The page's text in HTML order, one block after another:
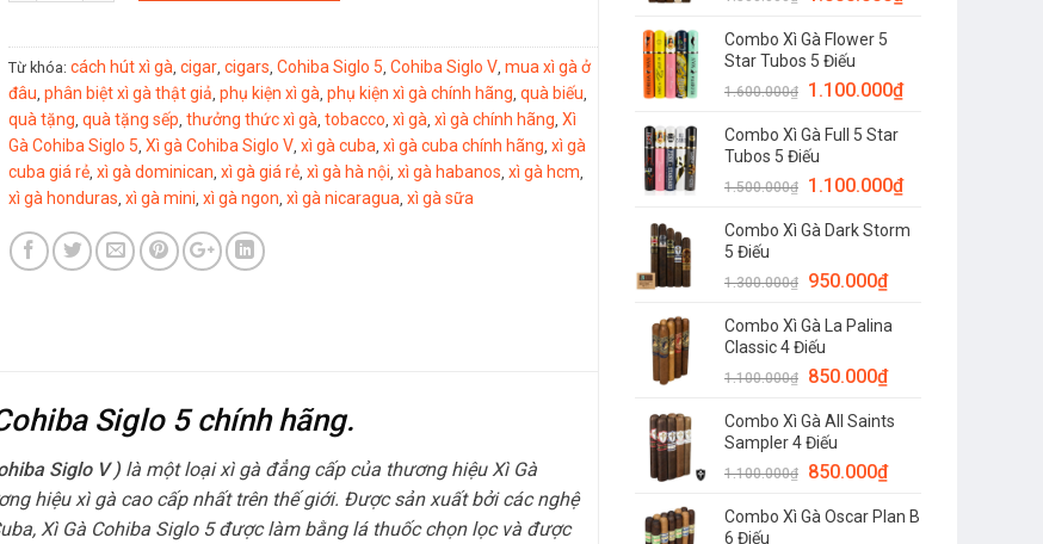
Combo Xì Gà Flower 5
Star Tubos 5 Điếu
1.600.000₫ 1.100.000₫
Combo Xì Gà Full 5 Star
Tubos 5 Điếu
1.500.000₫ 1.100.000₫
Combo Xì Gà Dark Storm
5 Điếu
1.300.000₫ 950.000₫
Combo Xì Gà La Palina
Classic 4 Điếu
1.100.000₫ 850.000₫
Combo Xì Gà All Saints
Sampler 4 Điếu
1.100.000₫ 850.000₫
Combo Xì Gà Oscar Plan B
6 Điếu
Từ khóa: cách hút xì gà cigar, cigars Cohiba Siglo 5 Cohiba Siglo V, mua xì gà ở
đâu phân biệt xì gà thật giả phụ kiện xì gà phụ kiện xì gà chính hãng quà biếu
quà tặng quà tặng sếp thưởng thức xì gà tobacco xì gà xì gà chính hãng Xì
Gà Cohiba Siglo 5 Xì gà Cohiba Siglo V, xì gà cuba xì gà cuba chính hãng xì gà
cuba giá rẻ, xì gà dominican xì gà giá rẻ, xì gà hà nội xì gà habanos xì gà hcm
xì gà honduras xì gà mini xì gà ngon xì gà nicaragua xì gà sữa
Siglo 5 chính hãng.
Siglo V ) là một loại xì gà đẳng cấp của thương hiệu Xì Gà
hiệu xì gà cao cấp nhất trên thế giới. Được sản xuất bởi các nghệ
Xì Gà Cohiba Siglo 5 được làm bằng lá thuốc chọn lọc và được